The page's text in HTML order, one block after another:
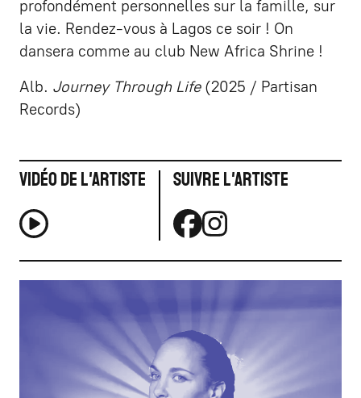
profondément personnelles sur la famille, sur
la vie. Rendez-vous à Lagos ce soir ! On
dansera comme au club New Africa Shrine !
Alb. Journey Through Life(2025 / Partisan
Records)
Vidéo de l'artiste Suivre l'artiste